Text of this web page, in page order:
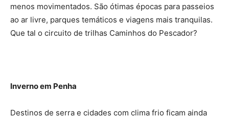
menos movimentados. São ótimas épocas para passeios
ao ar livre, parques temáticos e viagens mais tranquilas.
Que tal o circuito de trilhas Caminhos do Pescador?
Inverno em Penha
Destinos de serra e cidades com clima frio ficam ainda